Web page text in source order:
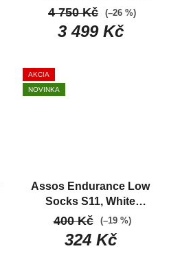
Moon Sand
3 499 Kč
4 750 Kč (–26 %)
AKCIA
NOVINKA
Assos Endurance Low
Socks S11, White
SeriesKlasické
cyklistické ponožky
navržené pro
324 Kč
400 Kč (–19 %)